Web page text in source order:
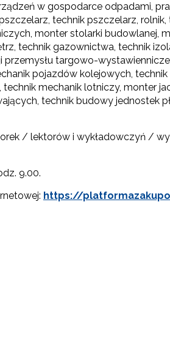
(BSĆ)"
przedmiotowo-językowego (CLIL)"
w gospodarce odpadami,
technik pszczelarz, rolnik,
monter stolarki budowlanej,
technik gazownictwa, technik
targowo-
pojazdów kolejowych,
mechanik lotniczy, monter
technik budowy jednostek
/ lektorów i wykładowczyń /
9.00.
https://